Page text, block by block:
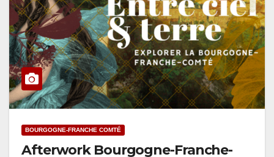
BOURGOGNE-FRANCHE COMTÉ
Afterwork Bourgogne-Franche-